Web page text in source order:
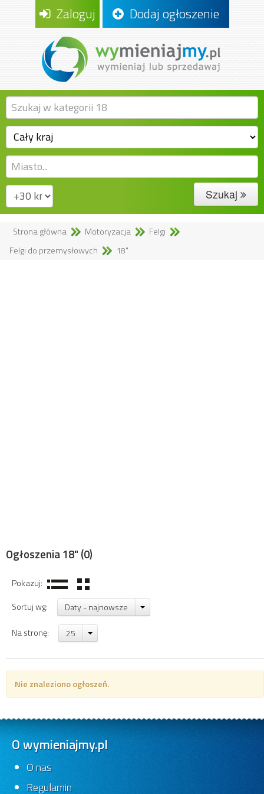
Zaloguj Dodaj ogłoszenie
Szukaj
Strona główna Motoryzacja
Felgi
Felgi do przemysłowych
18"
Ogłoszenia 18" (0)
Pokazuj:
Sortuj wg:
Daty - najnowsze
Na stronę: 25
Nie znaleziono ogłoszeń.
O wymieniajmy.pl
O nas
Regulamin